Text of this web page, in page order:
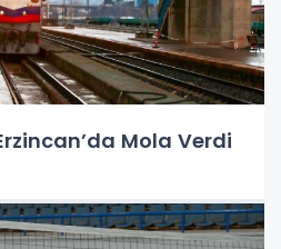
Mola Verdi